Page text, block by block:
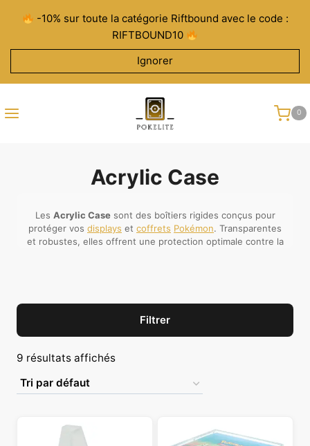
contenu
-10% sur toute la catégorie Riftbound avec le code :
RIFTBOUND10
Ignorer
0
Acrylic Case
Les Acrylic Casesont des boîtiers rigides conçus pour
protéger vos displays et coffrets Pokémon. Transparentes
et robustes, elles offrent une protection optimale contre la
Filtrer
9 résultats affichés